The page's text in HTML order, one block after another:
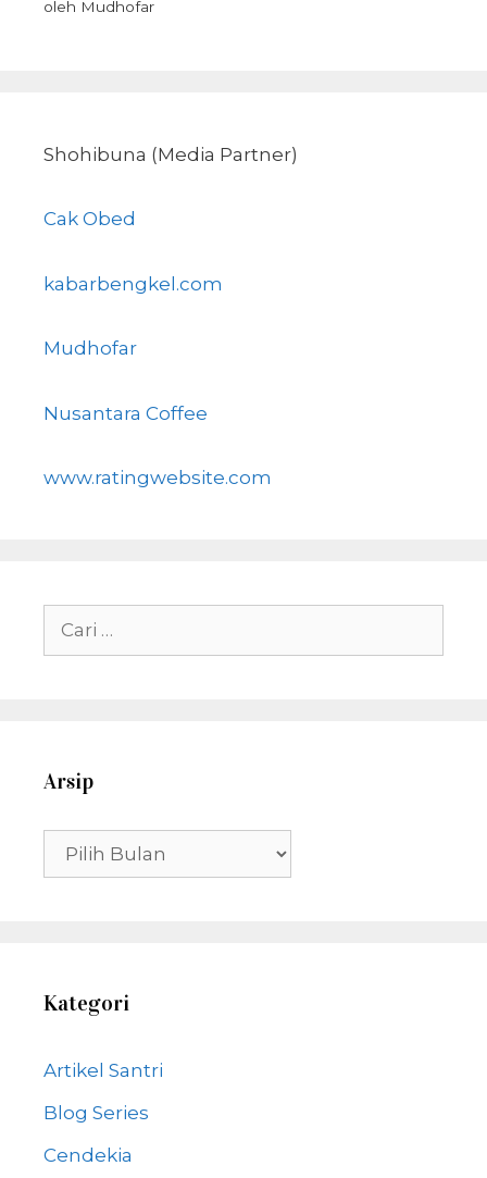
oleh Mudhofar
Shohibuna (Media Partner)
Cak Obed
kabarbengkel.com
Mudhofar
Nusantara Coffee
www.ratingwebsite.com
Cari
untuk:
Arsip
Arsip
Kategori
Artikel Santri
Blog Series
Cendekia